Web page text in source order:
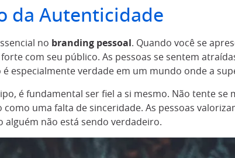
da Autenticidade
no branding pessoal . Quando você se
com seu público. As pessoas se sentem
especialmente verdade em um mundo onde a
é fundamental ser fiel a si mesmo. Não tente se
como uma falta de sinceridade. As pessoas
alguém não está sendo verdadeiro.